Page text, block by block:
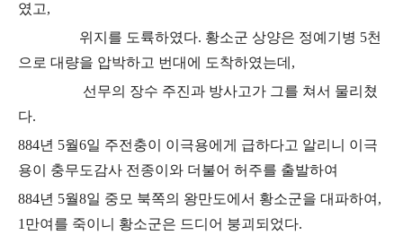
였고,
위지를 도륙하였다. 황소군 상양은 정예기병 5천
으로 대량을 압박하고 번대에 도착하였는데 ,
선무의 장수 주진과 방사고가 그를 쳐서 물리쳤
다.
884년 5월6일 주전충이 이극용에게 급하다고 알리니 이극
용이 충무도감사 전종이와 더불어 허주를 출발하여
884년 5월8일 중모 북쪽의 왕만도에서 황소군을 대파하여 ,
1 만여를 죽이니 황소군은 드디어 붕괴되었다.